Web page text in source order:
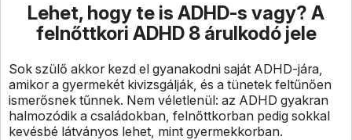
Lehet, hogy te is ADHD-s vagy? A
felnőttkori ADHD 8 árulkodó jele
Sok szülő akkor kezd el gyanakodni saját ADHD-jára,
amikor a gyermekét kivizsgálják, és a tünetek feltűnően
ismerősnek tűnnek. Nem véletlenül: az ADHD gyakran
halmozódik a családokban, felnőttkorban pedig sokkal
kevésbé látványos lehet, mint gyermekkorban.